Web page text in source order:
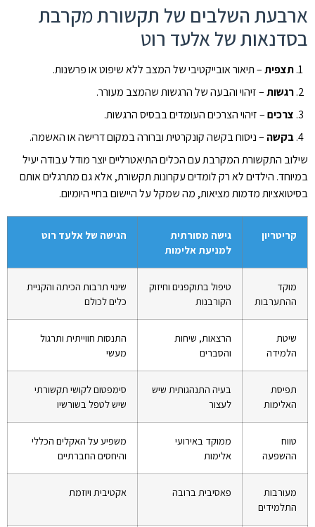
ארבעת השלבים של תקשורת מקרבת
בסדנאות של אלעד רוט
תצפית– תיאור אובייקטיבי של המצב ללא שיפוט או פרשנות.
רגשות– זיהוי והבעה של הרגשות שהמצב מעורר.
צרכים– זיהוי הצרכים העומדים בבסיס הרגשות.
בקשה – ניסוח בקשה קונקרטית וברורה במקום דרישה או האשמה.
שילוב התקשורת המקרבת עם הכלים התיאטרליים יוצר מודל עבודה יעיל
במיוחד. הילדים לא רק לומדים עקרונות תקשורת, אלא גם מתרגלים אותם
בסיטואציות מדמות מציאות, מה שמקל על היישום בחיי היומיום.
קריטריון
גישה מסורתית
למניעת אלימות
הגישה של אלעד רוט
מוקד
ההתערבות
טיפול בתוקפנים וחיזוק
הקורבנות
שינוי תרבות הכיתה והקניית
כלים לכולם
שיטת
הלמידה
הרצאות, שיחות
והסברים
התנסות חווייתית ותרגול
מעשי
תפיסת
האלימות
בעיה התנהגותית שיש
לעצור
סימפטום לקושי תקשורתי
שיש לטפל בשורשיו
טווח
ההשפעה
ממוקד באירועי
אלימות
משפיע על האקלים הכללי
והיחסים החברתיים
מעורבות
התלמידים
פאסיבית ברובה אקטיבית ויוזמת